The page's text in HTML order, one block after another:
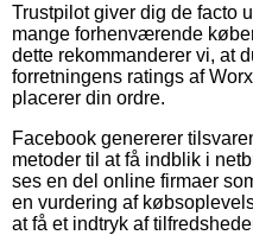
Trustpilot giver dig de facto
mange forhenværende
dette rekommanderer vi, at
forretningens ratings af
placerer din ordre.
Facebook genererer
metoder til at få indblik i
ses en del online firmaer
en vurdering af
at få et indtryk af